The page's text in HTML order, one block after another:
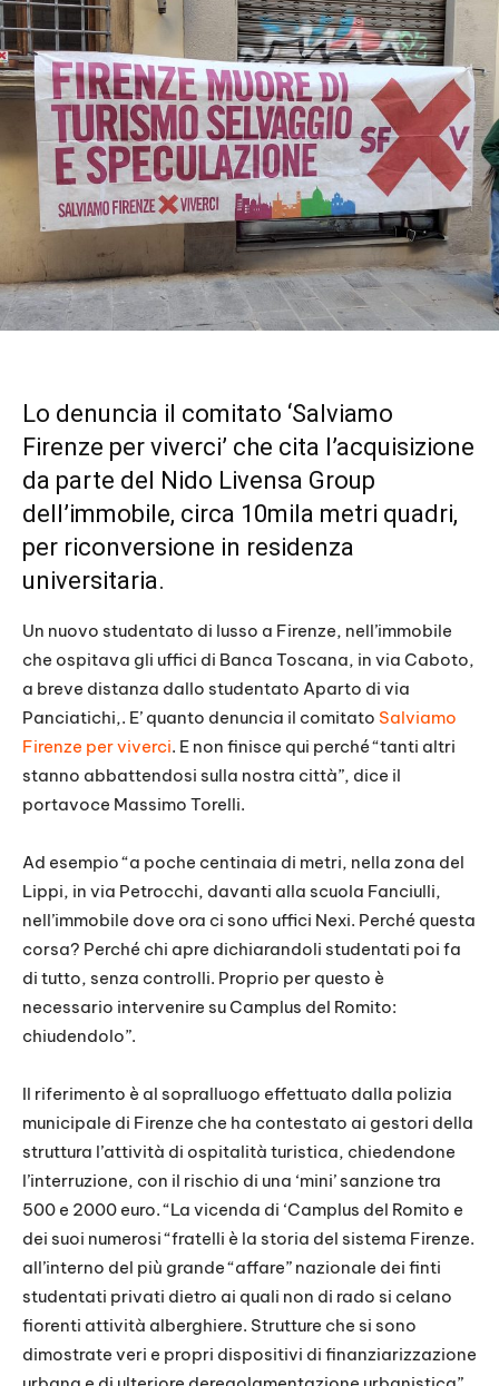
Lo denuncia il comitato ‘Salviamo
Firenze per viverci’ che cita l’acquisizione
da parte del Nido Livensa Group
dell’immobile, circa 10mila metri quadri,
per riconversione in residenza
universitaria.
Un nuovo studentato di lusso a Firenze, nell’immobile
che ospitava gli uffici di Banca Toscana, in via Caboto,
a breve distanza dallo studentato Aparto di via
Panciatichi,. E’ quanto denuncia il comitato Salviamo
Firenze per viverci. E non finisce qui perché “tanti altri
stanno abbattendosi sulla nostra città”, dice il
portavoce Massimo Torelli.
Ad esempio “a poche centinaia di metri, nella zona del
Lippi, in via Petrocchi, davanti alla scuola Fanciulli,
nell’immobile dove ora ci sono uffici Nexi. Perché questa
corsa? Perché chi apre dichiarandoli studentati poi fa
di tutto, senza controlli. Proprio per questo è
necessario intervenire su Camplus del Romito:
chiudendolo”.
Il riferimento è al sopralluogo effettuato dalla polizia
municipale di Firenze che ha contestato ai gestori della
struttura l’attività di ospitalità turistica, chiedendone
l’interruzione, con il rischio di una ‘mini’ sanzione tra
500 e 2000 euro. “La vicenda di ‘Camplus del Romito e
dei suoi numerosi “fratelli è la storia del sistema Firenze.
all’interno del più grande “affare” nazionale dei finti
studentati privati dietro ai quali non di rado si celano
fiorenti attività alberghiere. Strutture che si sono
dimostrate veri e propri dispositivi di finanziarizzazione